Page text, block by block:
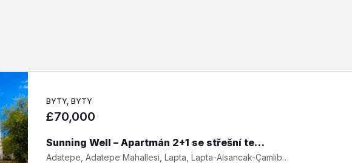
BYTY, BYTY
£70,000
Sunning Well – Apartmán 2+1 se střešní terasou | Lapta SA-2444
Adatepe, Adatepe Mahallesi, Lapta, Lapta-Alsancak-Çamlıbel Belediyesi, Girne ilçesi, Kuzey Kıbrıs, 99420, Κύπρος - Kıbrıs